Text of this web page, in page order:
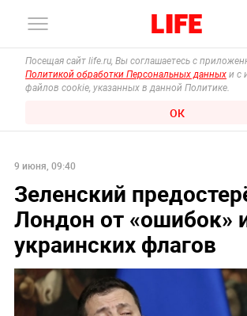
Посещая сайт life.ru, Вы соглашаетесь с
Политикой обработки Персональных данных и с
файлов cookie, указанных в данной Политике.
ОК
9 июня, 09:40
Зеленский
Лондон от «ошибок»
украинских флагов